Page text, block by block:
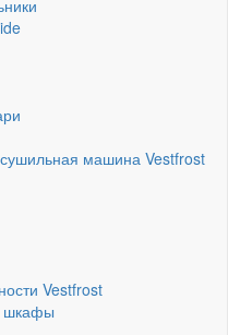
машина Vestfrost
Vestfrost
шкафы